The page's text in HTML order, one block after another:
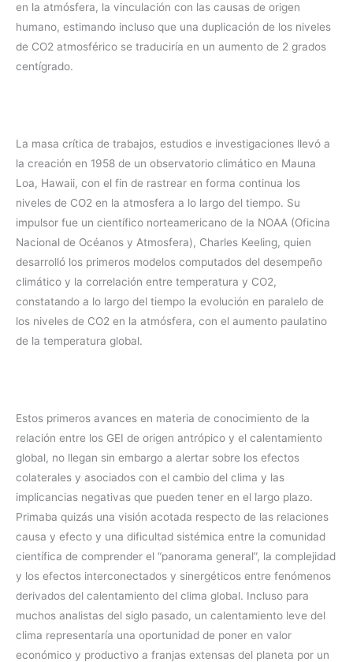
en la atmósfera, la vinculación con las causas de origen
humano, estimando incluso que una duplicación de los niveles
de CO2 atmosférico se traduciría en un aumento de 2 grados
centígrado.
La masa crítica de trabajos, estudios e investigaciones llevó a
la creación en 1958 de un observatorio climático en Mauna
Loa, Hawaii, con el fin de rastrear en forma continua los
niveles de CO2 en la atmosfera a lo largo del tiempo. Su
impulsor fue un científico norteamericano de la NOAA (Oficina
Nacional de Océanos y Atmosfera), Charles Keeling, quien
desarrolló los primeros modelos computados del desempeño
climático y la correlación entre temperatura y CO2,
constatando a lo largo del tiempo la evolución en paralelo de
los niveles de CO2 en la atmósfera, con el aumento paulatino
de la temperatura global.
Estos primeros avances en materia de conocimiento de la
relación entre los GEI de origen antrópico y el calentamiento
global, no llegan sin embargo a alertar sobre los efectos
colaterales y asociados con el cambio del clima y las
implicancias negativas que pueden tener en el largo plazo.
Primaba quizás una visión acotada respecto de las relaciones
causa y efecto y una dificultad sistémica entre la comunidad
científica de comprender el “panorama general”, la complejidad
y los efectos interconectados y sinergéticos entre fenómenos
derivados del calentamiento del clima global. Incluso para
muchos analistas del siglo pasado, un calentamiento leve del
clima representaría una oportunidad de poner en valor
económico y productivo a franjas extensas del planeta por un